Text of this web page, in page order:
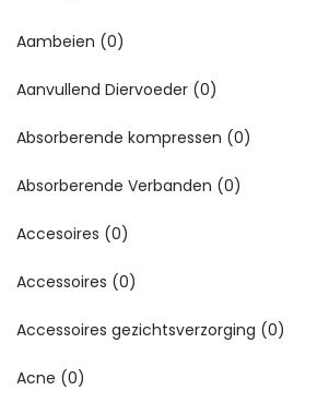
Aambeien (0)
Aanvullend Diervoeder (0)
Absorberende kompressen (0)
Absorberende Verbanden (0)
Accesoires (0)
Accessoires (0)
Accessoires gezichtsverzorging (0)
Acne (0)